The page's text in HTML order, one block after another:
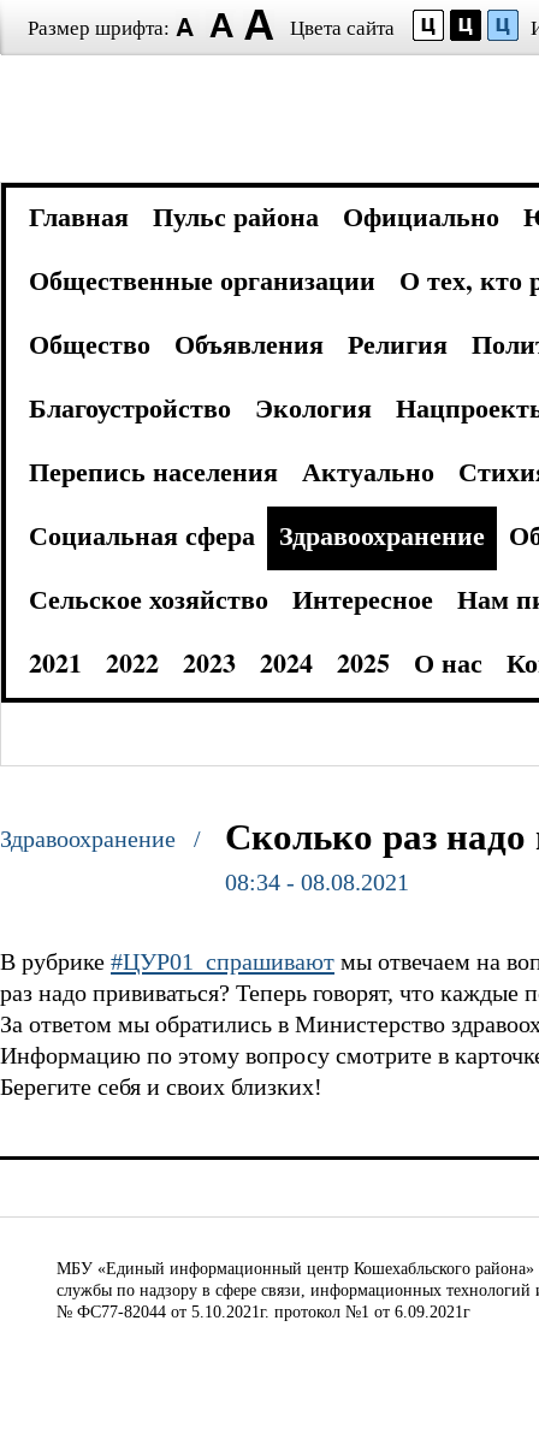
Размер шрифта: Цвета сайта
Главная Пульс района Официально
Общественные организации
О тех, кто
Общество
Объявления Религия
Благоустройство
Экология
Перепись населения
Актуально
Социальная сфера
Здравоохранение
Сельское хозяйство
Интересное
Нам
2021
2022 2023 2024 2025 О нас
Здравоохранение / Сколько раз надо
08:34 - 08.08.2021
В рубрике #ЦУР01_спрашивают мы отвечаем на
раз надо прививаться? Теперь говорят, что каждые
За ответом мы обратились в Министерство
Информацию по этому вопросу смотрите в
Берегите себя и своих близких!
МБУ «Единый информационный центр Кошехабльского района»
службы по надзору в сфере связи, информационных
№ ФС77-82044 от 5.10.2021г. протокол №1 от 6.09.2021г